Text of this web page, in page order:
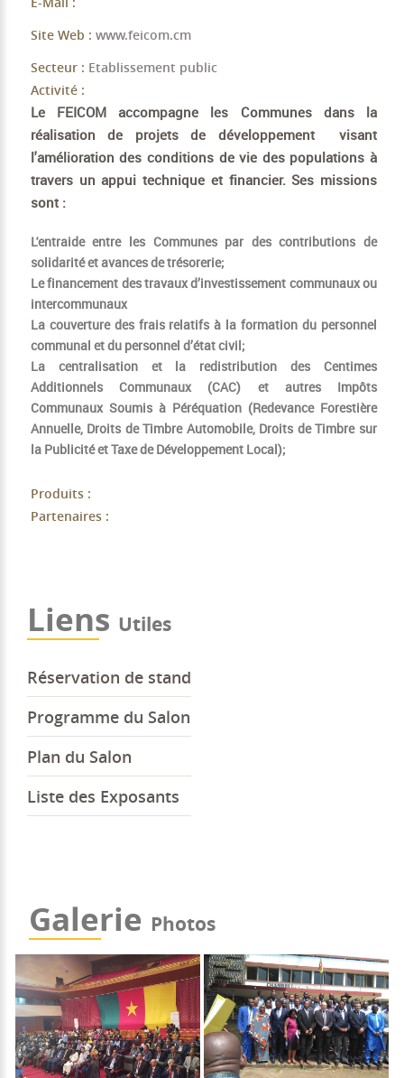
Site Web : www.feicom.cm
Secteur : Etablissement public
Activité :
Le FEICOM accompagne les Communes dans la
réalisation de projets de développement visant
l'amélioration des conditions de vie des populations à
travers un appui technique et financier. Ses missions
sont :
L'entraide entre les Communes par des contributions de
solidarité et avances de trésorerie;
Le financement des travaux d’investissement communaux ou
intercommunaux
La couverture des frais relatifs à la formation du personnel
communal et du personnel d’état civil;
La centralisation et la redistribution des Centimes
Additionnels Communaux (CAC) et autres Impôts
Communaux Soumis à Péréquation (Redevance Forestière
Annuelle, Droits de Timbre Automobile, Droits de Timbre sur
la Publicité et Taxe de Développement Local);
Produits :
Partenaires :
Liens Utiles
Réservation de stand
Programme du Salon
Plan du Salon
Liste des Exposants
Galerie Photos